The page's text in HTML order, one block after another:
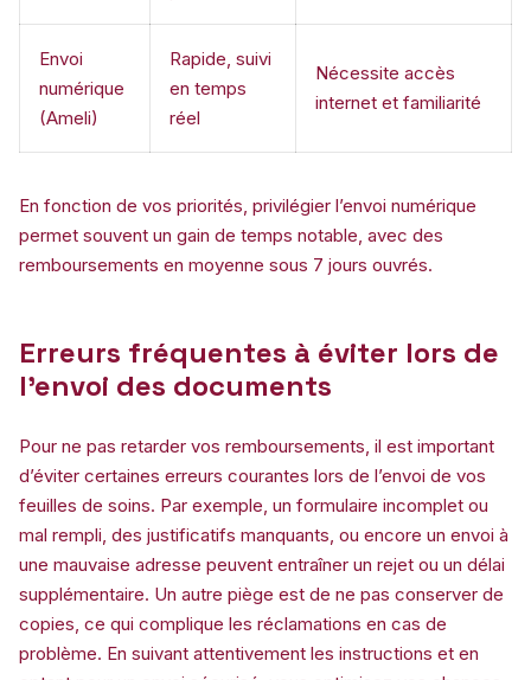
Envoi
numérique
(Ameli)
Rapide, suivi
en temps
réel
Nécessite accès
internet et familiarité
En fonction de vos priorités, privilégier l’envoi numérique
permet souvent un gain de temps notable, avec des
remboursements en moyenne sous 7 jours ouvrés.
Erreurs fréquentes à éviter lors de
l’envoi des documents
Pour ne pas retarder vos remboursements, il est important
d’éviter certaines erreurs courantes lors de l’envoi de vos
feuilles de soins. Par exemple, un formulaire incomplet ou
mal rempli, des justificatifs manquants, ou encore un envoi à
une mauvaise adresse peuvent entraîner un rejet ou un délai
supplémentaire. Un autre piège est de ne pas conserver de
copies, ce qui complique les réclamations en cas de
problème. En suivant attentivement les instructions et en